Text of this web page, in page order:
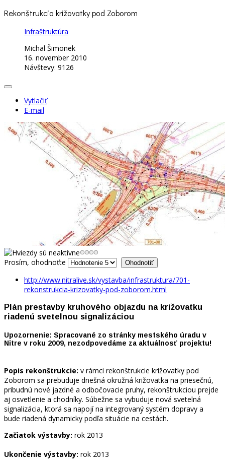
Rekonštrukcia križovatky pod Zoborom
Infraštruktúra
Michal Šimonek
16. november 2010
Návštevy: 9126
Vytlačiť
E-mail
Prosím, ohodnoťte
http://www.nitralive.sk/vystavba/infrastruktura/701-
rekonstrukcia-krizovatky-pod-zoborom.html
Plán prestavby kruhového objazdu na križovatku
riadenú svetelnou signalizáciou
Upozornenie: Spracované zo stránky mestského úradu v
Nitre v roku 2009, nezodpovedáme za aktuálnosť projektu!
Popis rekonštrukcie: v rámci rekonštrukcie križovatky pod
Zoborom sa prebuduje dnešná okružná križovatka na priesečnú,
pribudnú nové jazdné a odbočovacie pruhy, rekonštrukciou prejde
aj osvetlenie a chodníky. Súbežne sa vybuduje nová svetelná
signalizácia, ktorá sa napojí na integrovaný systém dopravy a
bude riadená dynamicky podľa situácie na cestách.
Začiatok výstavby: rok 2013
Ukončenie výstavby: rok 2013